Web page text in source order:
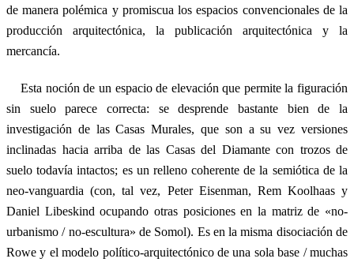
de manera polémica y promiscua los espacios convencionales de la
producción arquitectónica, la publicación arquitectónica y la
mercancía.
Esta noción de un espacio de elevación que permite la figuración
sin suelo parece correcta: se desprende bastante bien de la
investigación de las Casas Murales, que son a su vez versiones
inclinadas hacia arriba de las Casas del Diamante con trozos de
suelo todavía intactos; es un relleno coherente de la semiótica de la
neo-vanguardia (con, tal vez, Peter Eisenman, Rem Koolhaas y
Daniel Libeskind ocupando otras posiciones en la matriz de «no-
urbanismo / no-escultura» de Somol). Es en la misma disociación de
Rowe y el modelo político-arquitectónico de una sola base / muchas